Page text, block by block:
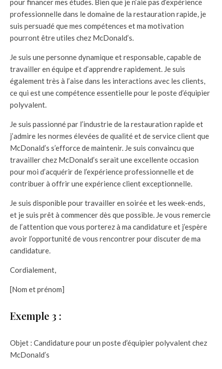
pour financer mes études. Bien que je n’aie pas d’expérience
professionnelle dans le domaine de la restauration rapide, je
suis persuadé que mes compétences et ma motivation
pourront être utiles chez McDonald’s.
Je suis une personne dynamique et responsable, capable de
travailler en équipe et d’apprendre rapidement. Je suis
également très à l’aise dans les interactions avec les clients,
ce qui est une compétence essentielle pour le poste d’équipier
polyvalent.
Je suis passionné par l’industrie de la restauration rapide et
j’admire les normes élevées de qualité et de service client que
McDonald’s s’efforce de maintenir. Je suis convaincu que
travailler chez McDonald’s serait une excellente occasion
pour moi d’acquérir de l’expérience professionnelle et de
contribuer à offrir une expérience client exceptionnelle.
Je suis disponible pour travailler en soirée et les week-ends,
et je suis prêt à commencer dès que possible. Je vous remercie
de l’attention que vous porterez à ma candidature et j’espère
avoir l’opportunité de vous rencontrer pour discuter de ma
candidature.
Cordialement,
[Nom et prénom]
Exemple 3 :
Objet : Candidature pour un poste d’équipier polyvalent chez
McDonald’s